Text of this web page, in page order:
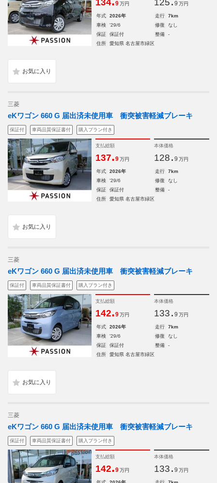
134 9 万円 125 9 万円
年式 2026年 走行
7km
車検
'29/6 修復
なし
保証
保証付 整備
-
住所
愛知県 名古屋市緑区
三菱
eKワゴン 660 G 届出済未使用車 衝突被害軽減ブレーキ
保証付 車両品質保証書付 購入プラン付き
支払総額
137.9 万円
本体価格
128. 9 万円
年式 2026年 走行
7km
車検
'29/6 修復
なし
保証
保証付 整備
-
住所
愛知県 名古屋市緑区
三菱
eKワゴン 660 G 届出済未使用車 衝突被害軽減ブレーキ
保証付 車両品質保証書付 購入プラン付き
支払総額
142.9 万円
本体価格
133. 9 万円
年式 2026年 走行
7km
車検
'29/6 修復
なし
保証
保証付 整備
-
住所
愛知県 名古屋市緑区
三菱
eKワゴン 660 G 届出済未使用車 衝突被害軽減ブレーキ
保証付 車両品質保証書付 購入プラン付き
支払総額
142.9 万円
本体価格
133. 9 万円